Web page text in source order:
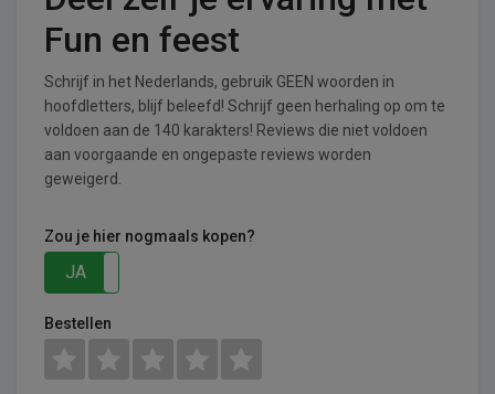
Fun en feest
Schrijf in het Nederlands, gebruik GEEN woorden in
hoofdletters, blijf beleefd! Schrijf geen herhaling op om te
voldoen aan de 140 karakters! Reviews die niet voldoen
aan voorgaande en ongepaste reviews worden
geweigerd.
Zou je hier nogmaals kopen?
JA
Bestellen